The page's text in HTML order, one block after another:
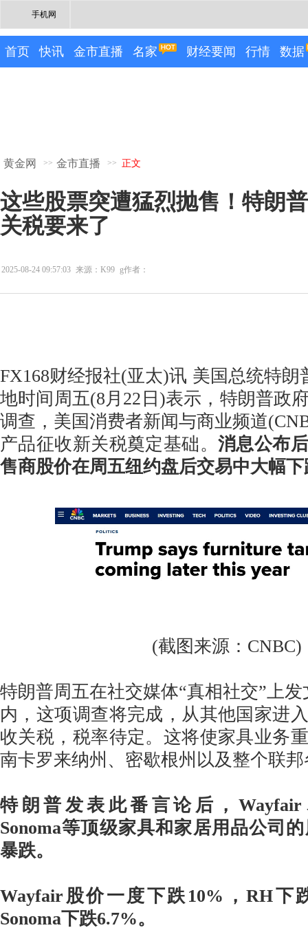
手机网
首页 快讯 金市直播 名家 财经要闻 行情 数据
黄金网 >> 金市直播 >> 正文
这些股票突遭猛烈抛售！特朗
关税要来了
2025-08-24 09:57:03 来源：K99 g作者：
FX168财经报社(亚太)讯 美国总统特朗
地时间周五(8月22日)表示，特朗普政
调查，美国消费者新闻与商业频道
产品征收新关税奠定基础。 消息公布
售商股价在周五纽约盘后交易中大幅
(截图来源：CNBC)
特朗普周五在社交媒体“真相社交”上
内，这项调查将完成，从其他国家进
收关税，税率待定。这将使家具业务
南卡罗来纳州、密歇根州以及整个联邦
特朗普发表此番言论后，Wayfair
Sonoma等顶级家具和家居用品公司
暴跌。
Wayfair股价一度下跌10%，RH下
Sonoma下跌6.7%。